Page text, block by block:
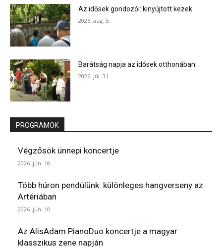
Az idősek gondozói: kinyújtott kezek
2026. aug. 5.
Barátság napja az idősek otthonában
2026. júl. 31.
PROGRAMOK
Végzősök ünnepi koncertje
2026. jún. 18.
Több húron pendülünk: különleges hangverseny az
Artériában
2026. jún. 10.
Az AlisAdam PianoDuo koncertje a magyar
klasszikus zene napján